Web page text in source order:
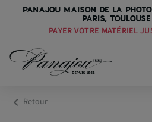
PANAJOU MAISON DE LA
PARIS,
PAYER VOTRE MATÉRIEL
chevron_left Retour